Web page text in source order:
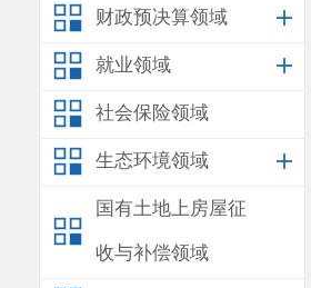
财政预决算领域
就业领域
社会保险领域
生态环境领域
国有土地上房屋征
收与补偿领域